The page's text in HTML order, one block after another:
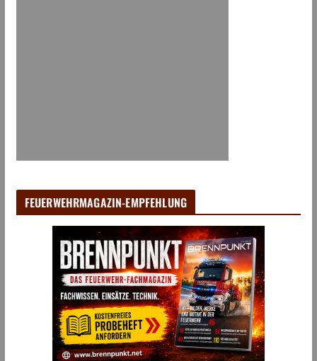
FEUERWEHRMAGAZIN-EMPFEHLUNG